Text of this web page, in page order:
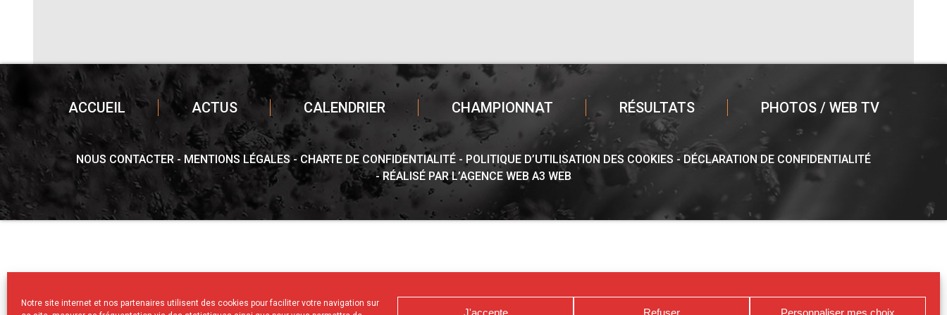
Notre site internet et nos partenaires utilisent des cookies pour faciliter votre navigation sur
J'accepte Refuser Personnaliser mes choix
ACCUEIL ACTUS CALENDRIER CHAMPIONNAT RÉSULTATS PHOTOS / WEB TV
NOUS CONTACTER MENTIONS LÉGALES CHARTE DE CONFIDENTIALITÉ POLITIQUE D’UTILISATION DES COOKIES
DÉCLARATION DE CONFIDENTIALITÉ
RÉALISÉ PAR L’AGENCE WEB A3 WEB